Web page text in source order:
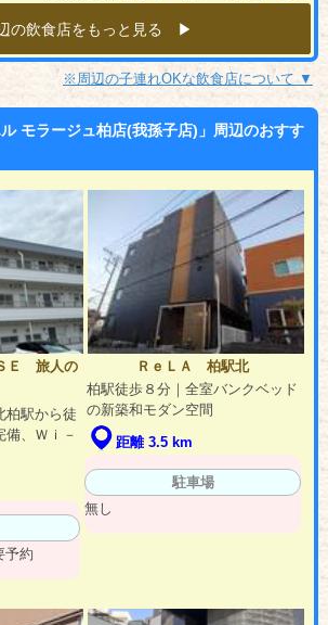
の飲食店をもっと見る ▶︎
※周辺の子連れOKな飲食店について ▼
ル モラージュ柏店(我孫子店)」周辺のおすす
Ｅ 旅人の
柏駅から徒
備、Ｗｉ－
約
ＲｅＬＡ 柏駅北
柏駅徒歩８分｜全室バンクベッド
の新築和モダン空間
距離 3.5 km
駐車場
無し